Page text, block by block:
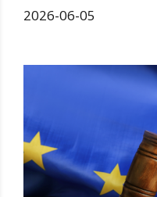
2026-06-05